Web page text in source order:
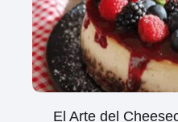
El Arte del